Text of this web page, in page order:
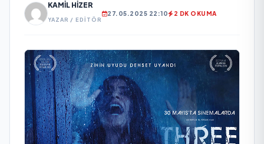
KAMIL HIZER
YAZAR / EDITÖR
27.05.2025 22:10 2 DK OKUMA